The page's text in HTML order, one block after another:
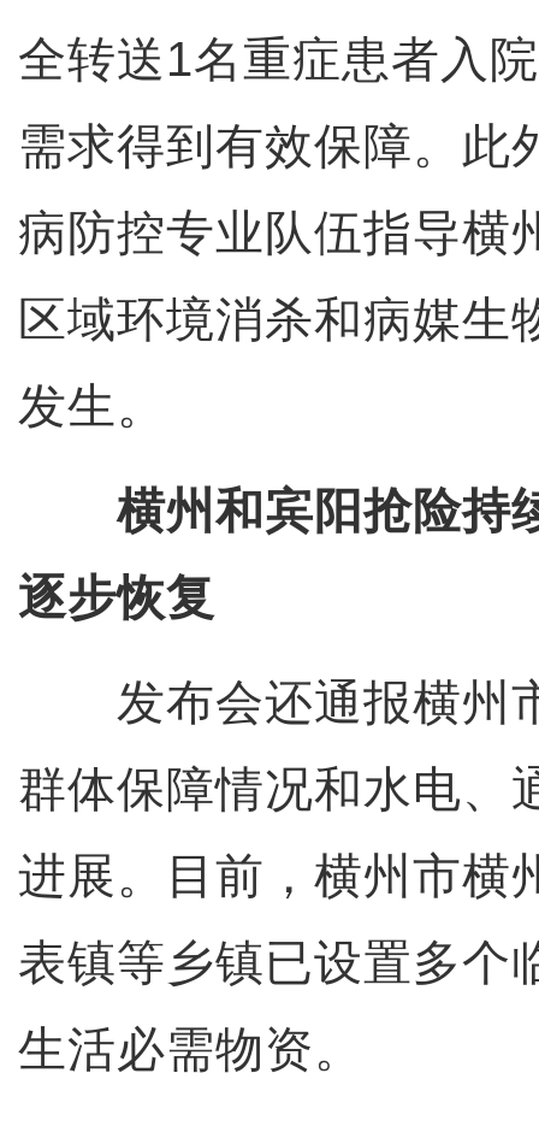
全转送1名重症患者入
需求得到有效保障。此
病防控专业队伍指导横
区域环境消杀和病媒生
发生。
横州和宾阳抢险持
逐步恢复
发布会还通报横州
群体保障情况和水电、
进展。目前，横州市横
表镇等乡镇已设置多个
生活必需物资。